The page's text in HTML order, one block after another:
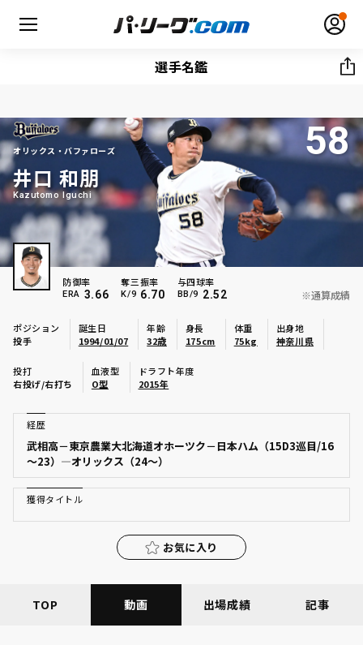
無料アカウント登録 ログイン
HOME
日程・結果
順位表･成績
1軍公式戦
ファーム東地区
ファーム中地区
ファーム西地区
交流戦
選手名鑑トップ
東北楽天ゴールデンイーグルス
埼玉西武ライオンズ
千葉ロッテマリーンズ
福岡ソフトバンクホークス
設定
選手名鑑
オリックス・バファローズ
井口 和朋
Kazutomo Iguchi
58
防御率
ERA 3.66
奪三振率
K/9 6.70
与四球率
BB/9 2.52 ※通算成績
ポジション
投手
誕生日
1994/01/07
年齢
32歳
身長
175cm
体重
75kg
出身地
神奈川県
投打
右投げ/右打ち
血液型
O型
ドラフト年度
2015年
経歴
武相高－東京農業大北海道オホーツク－日本ハム（15D3巡目/16
～23）―オリックス（24～）
獲得タイトル
お気に入り
TOP 動画 出場成績 記事